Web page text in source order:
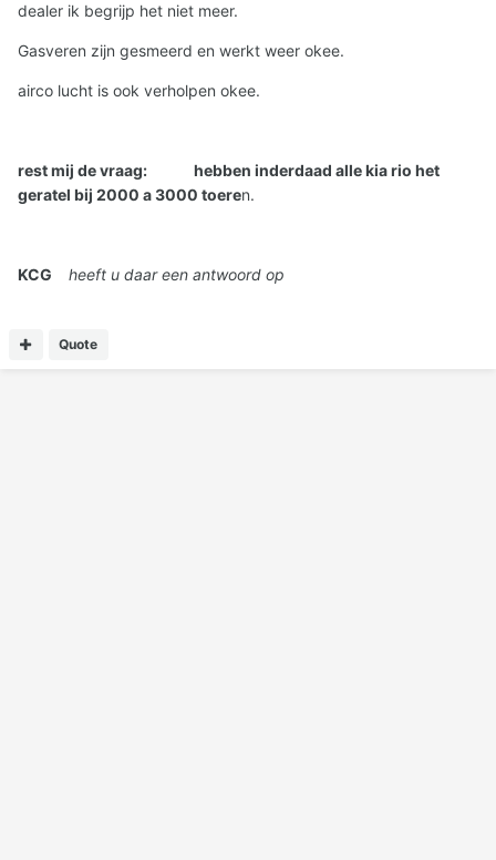
dealer ik begrijp het niet meer.
Gasveren zijn gesmeerd en werkt weer okee.
airco lucht is ook verholpen okee.
rest mij de vraag: hebben inderdaad alle kia rio het
geratel bij 2000 a 3000 toeren.
KCG heeft u daar een antwoord op
Quote